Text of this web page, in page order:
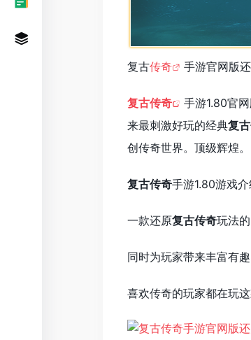
复古传奇 手游官网版
复古传奇 手游1.80官
来最刺激好玩的经典复
创传奇世界。顶级辉煌。
复古传奇手游1.80游戏介
一款还原复古传奇玩法
同时为玩家带来丰富有
喜欢传奇的玩家都在玩